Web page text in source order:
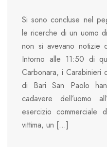
Si sono concluse nel
le ricerche di un uomo
non si avevano notizie
Intorno alle 11:50 di
Carbonara, i Carabinieri
di Bari San Paolo
cadavere dell’uomo
esercizio
vittima, un […]